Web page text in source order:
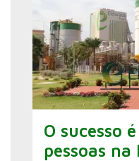
O sucesso
pessoas na